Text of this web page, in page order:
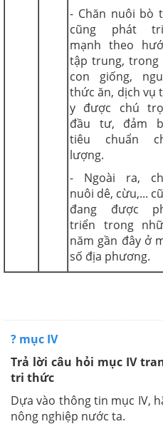
- Chăn nuôi bò
cũng phát
mạnh theo
tập trung, trong
con giống,
thức ăn, dịch vụ
y được chú
đầu tư, đảm
tiêu chuẩn
lượng.
- Ngoài ra,
nuôi dê, cừu,...
đang được
triển trong
năm gần đây ở
số địa phương.
? mục IV
Trả lời câu hỏi mục IV
tri thức
Dựa vào thông tin mục IV,
nông nghiệp nước ta.